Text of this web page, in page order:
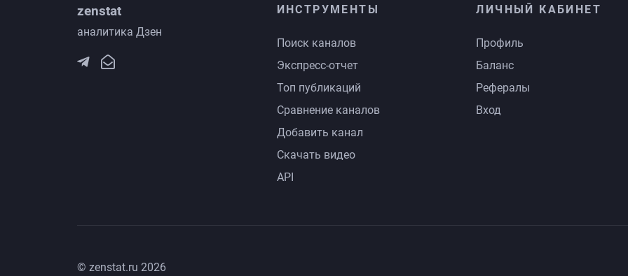
zenstat
аналитика Дзен
ИНСТРУМЕНТЫ
Поиск каналов
Экспресс-отчет
Топ публикаций
Сравнение каналов
Добавить канал
Скачать видео
API
ЛИЧНЫЙ КАБИНЕТ
Профиль
Баланс
Рефералы
Вход
© zenstat.ru 2026